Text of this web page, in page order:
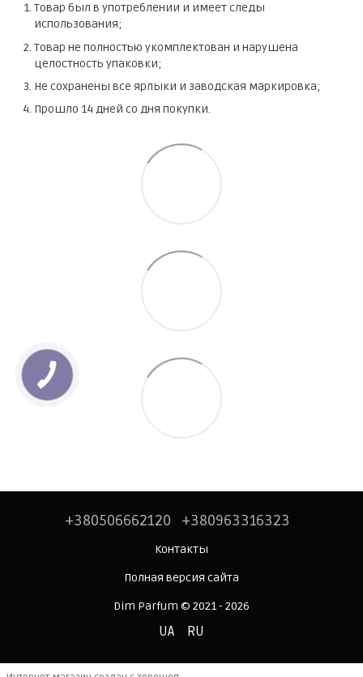
Товар был в употреблении и имеет следы
использования;
Товар не полностью укомплектован и нарушена
целостность упаковки;
Не сохранены все ярлыки и заводская маркировка;
Прошло 14 дней со дня покупки.
+380506662120 +380963316323
Контакты
Полная версия сайта
Dim Parfum © 2021 - 2026
UA RU